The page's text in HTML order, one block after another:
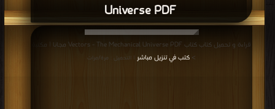
Universe PDF
قراءة و تحميل كتاب كتاب Vectors - The Mechanical Universe PDF مجانا | مكتبة
> كتب في تنزيل مباشر | التحميل : مرة/مرات